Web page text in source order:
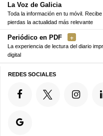
La Voz de Galicia
Toda la información en tu móvil.
pierdas la actualidad más relevante
Periódico en PDF
La experiencia de lectura del diario
digital
REDES SOCIALES